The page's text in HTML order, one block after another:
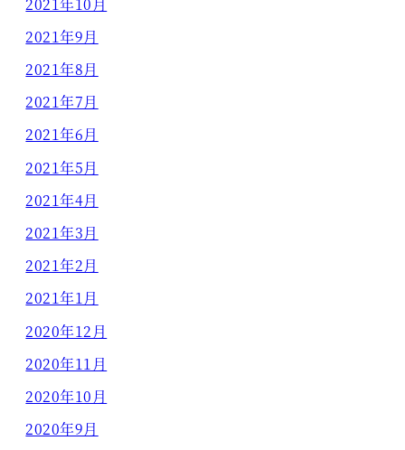
2021年9月
2021年8月
2021年7月
2021年6月
2021年5月
2021年4月
2021年3月
2021年2月
2021年1月
2020年12月
2020年11月
2020年10月
2020年9月